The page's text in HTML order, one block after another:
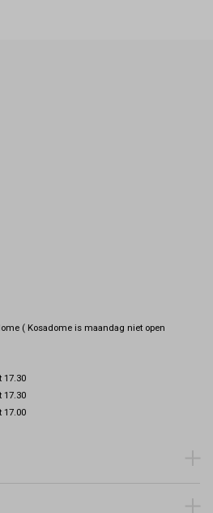
( Kosadome is maandag niet open
17.30
17.30
17.00